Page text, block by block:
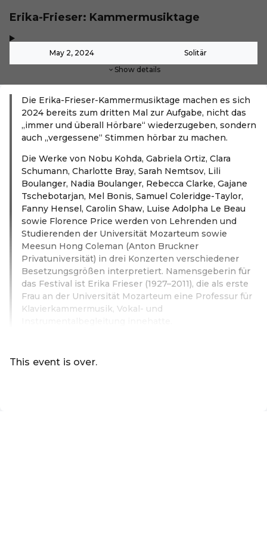
Erika-Frieser: Kammermusiktage
May 2, 2024 Solitär
Show details
Die Erika-Frieser-Kammermusiktage machen es sich
2024 bereits zum dritten Mal zur Aufgabe, nicht das
„immer und überall Hörbare“ wiederzugeben, sondern
auch „vergessene“ Stimmen hörbar zu machen.
Die Werke von Nobu Kohda, Gabriela Ortiz, Clara
Schumann, Charlotte Bray, Sarah Nemtsov, Lili
Boulanger, Nadia Boulanger, Rebecca Clarke, Gajane
Tschebotarjan, Mel Bonis, Samuel Coleridge-Taylor,
Fanny Hensel, Carolin Shaw, Luise Adolpha Le Beau
sowie Florence Price werden von Lehrenden und
Studierenden der Universität Mozarteum sowie
Meesun Hong Coleman (Anton Bruckner
Privatuniversität) in drei Konzerten verschiedener
Besetzungsgrößen interpretiert. Namensgeberin für
das Festival ist Erika Frieser (1927–2011), die als erste
Frau an der Universität Mozarteum eine Professur für
Klavierkammermusik, Vokal- und
This event is over.